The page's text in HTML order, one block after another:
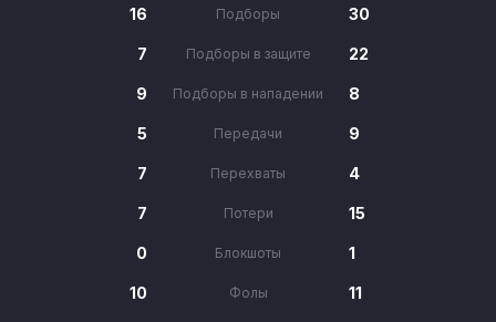
16 Подборы 30
7 Подборы в защите 22
9 Подборы в нападении 8
5 Передачи 9
7 Перехваты 4
7 Потери 15
0 Блокшоты 1
10 Фолы 11